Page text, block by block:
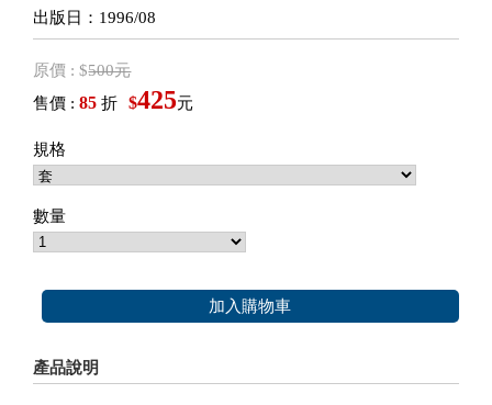
出版日：1996/08
原價 : $500元
售價 :85 折 $425元
規格
數量
加入購物車
產品說明